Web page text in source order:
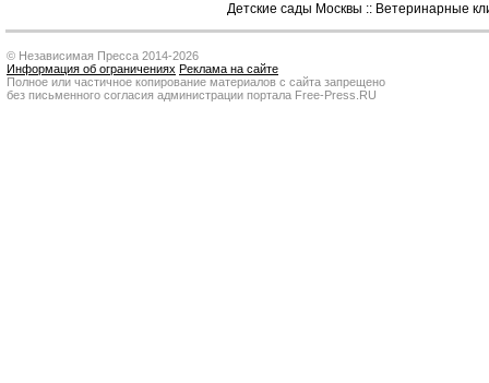
Детские сады Москвы :: Ветеринарные
© Независимая Пресса 2014-2026
Информация об ограничениях Реклама на сайте
Полное или частичное копирование материалов с сайта запрещено
без письменного согласия администрации портала Free-Press.RU